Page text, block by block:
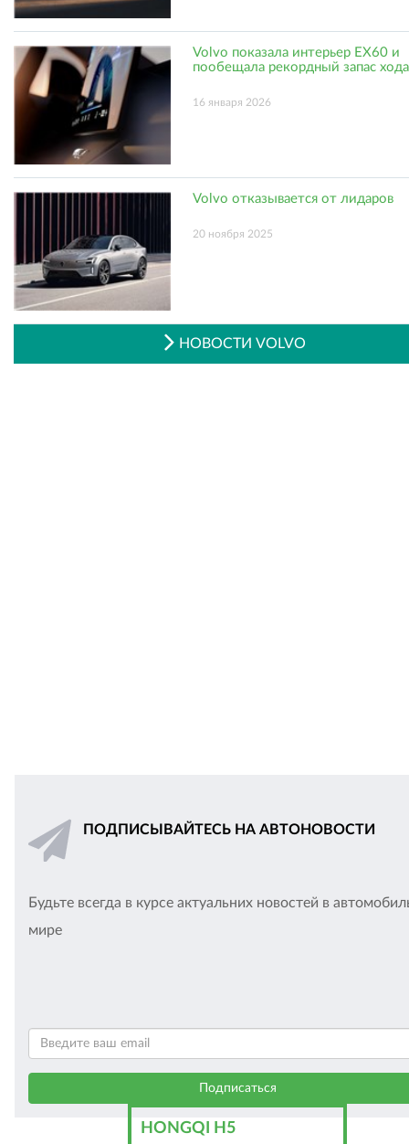
Volvo показала интерьер EX60 и
пообещала рекордный запас хода
16 января 2026
Volvo отказывается от лидаров
20 ноября 2025
НОВОСТИ VOLVO
ПОДПИСЫВАЙТЕСЬ НА АВТОНОВОСТИ
Будьте всегда в курсе актуальних новостей в
мире
HONGQI H5